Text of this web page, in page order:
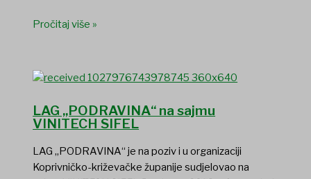
Pročitaj više »
LAG „PODRAVINA“ na sajmu
VINITECH SIFEL
LAG „PODRAVINA“ je na poziv i u organizaciji
Koprivničko-križevačke županije sudjelovao na